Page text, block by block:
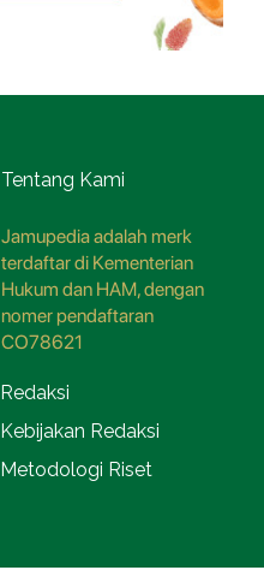
Tentang Kami
Jamupedia adalah merk
terdaftar di Kementerian
Hukum dan HAM, dengan
nomer pendaftaran
CO78621
Redaksi
Kebijakan Redaksi
Metodologi Riset